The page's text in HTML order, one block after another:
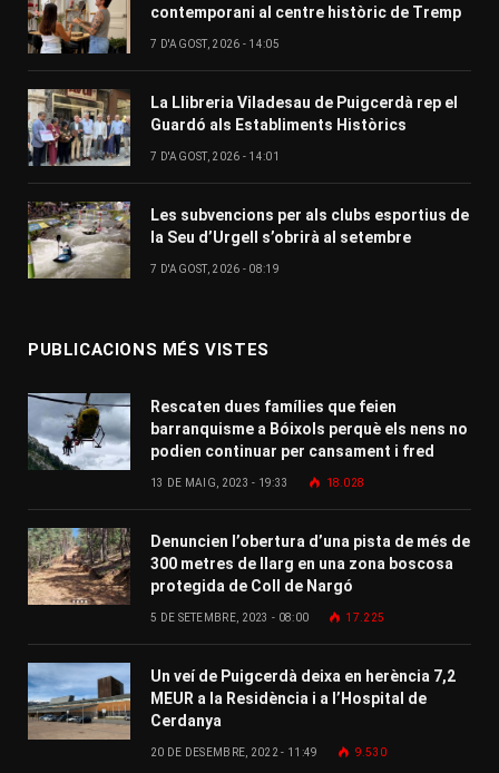
contemporani al centre històric de Tremp
7 D'AGOST, 2026 - 14:05
La Llibreria Viladesau de Puigcerdà rep el
Guardó als Establiments Històrics
7 D'AGOST, 2026 - 14:01
Les subvencions per als clubs esportius de
la Seu d’Urgell s’obrirà al setembre
7 D'AGOST, 2026 - 08:19
PUBLICACIONS MÉS VISTES
Rescaten dues famílies que feien
barranquisme a Bóixols perquè els nens no
podien continuar per cansament i fred
13 DE MAIG, 2023 - 19:33 18.028
Denuncien l’obertura d’una pista de més de
300 metres de llarg en una zona boscosa
protegida de Coll de Nargó
5 DE SETEMBRE, 2023 - 08:00 17.225
Un veí de Puigcerdà deixa en herència 7,2
MEUR a la Residència i a l’Hospital de
Cerdanya
20 DE DESEMBRE, 2022 - 11:49 9.530